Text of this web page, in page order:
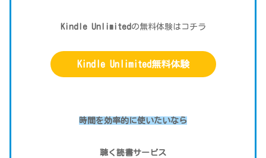
Kindle Unlimited の無料体験はコチラ
Kindle Unlimited無料体験
時間を効率的に使いたいなら
聴く読書サービス